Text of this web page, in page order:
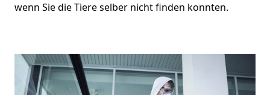
wenn Sie die Tiere selber nicht finden konnten.